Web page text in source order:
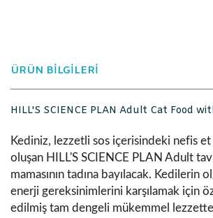
ÜRÜN BİLGİLERİ
HILL'S SCIENCE PLAN Adult Cat Food
Kediniz, lezzetli sos içerisindeki nefis et
oluşan HILL'S SCIENCE PLAN Adult
mamasının tadına bayılacak. Kedilerin
enerji gereksinimlerini karşılamak için
edilmiş tam dengeli mükemmel